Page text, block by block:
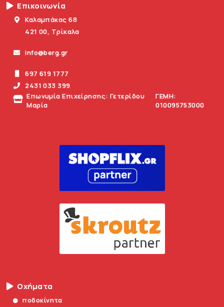
Επικοινωνία
Καλαμπάκας 68
421 00, Τρίκαλα
info@berg.gr
697 619 1777
2431 033 399
Επωνυμία Επιχείρησης: Γετερίδου
Μαρία
ΓΕΜΗ:
010095753000
Οχήματα
ποδοκίνητα